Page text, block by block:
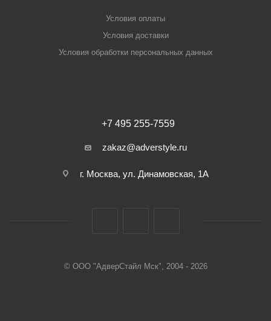
Условия оплаты
Условия доставки
Условия обработки персональных данных
+7 495 255-7559
zakaz@adverstyle.ru
г. Москва, ул. Динамовская, 1А
© ООО "АдверСтайл Мск", 2004 - 2026